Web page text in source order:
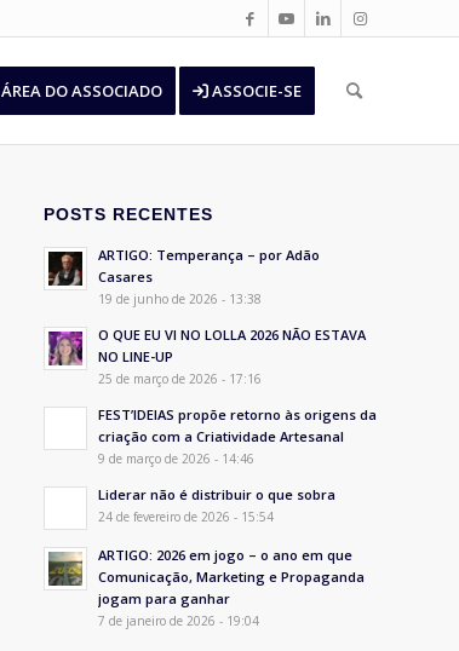
ÁREA DO ASSOCIADO ASSOCIE-SE
POSTS RECENTES
ARTIGO: Temperança – por Adão
Casares
19 de junho de 2026 - 13:38
O QUE EU VI NO LOLLA 2026 NÃO ESTAVA
NO LINE-UP
25 de março de 2026 - 17:16
FEST’IDEIAS propõe retorno às origens da
criação com a Criatividade Artesanal
9 de março de 2026 - 14:46
Liderar não é distribuir o que sobra
24 de fevereiro de 2026 - 15:54
ARTIGO: 2026 em jogo – o ano em que
Comunicação, Marketing e Propaganda
jogam para ganhar
7 de janeiro de 2026 - 19:04